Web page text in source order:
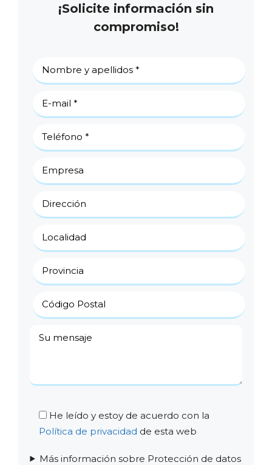
¡Solicite información sin
compromiso!
He leído y estoy de acuerdo con la
Política de privacidad de esta web
Más información sobre Protección de datos